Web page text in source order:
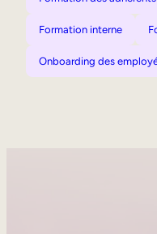
Formation interne
Onboarding des